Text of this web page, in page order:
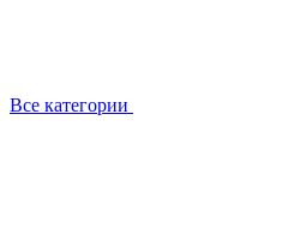
Все категории